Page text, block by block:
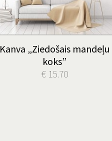
Kanva „Ziedošais mandeļu
koks”
€ 15.70